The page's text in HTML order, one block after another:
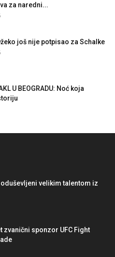
za naredni...
još nije potpisao za Schalke
U BEOGRADU: Noć koja
oduševljeni velikim talentom iz
zvanični sponzor UFC Fight